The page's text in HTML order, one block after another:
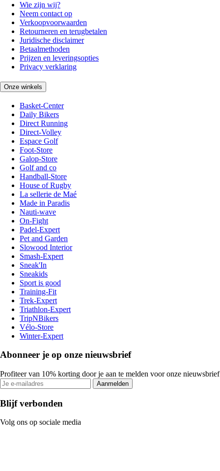
Wie zijn wij?
Neem contact op
Verkoopvoorwaarden
Retourneren en terugbetalen
Juridische disclaimer
Betaalmethoden
Prijzen en leveringsopties
Privacy verklaring
Onze winkels
Basket-Center
Daily Bikers
Direct Running
Direct-Volley
Espace Golf
Foot-Store
Galop-Store
Golf and co
Handball-Store
House of Rugby
La sellerie de Maé
Made in Paradis
Nauti-wave
On-Fight
Padel-Expert
Pet and Garden
Slowood Interior
Smash-Expert
Sneak'In
Sneakids
Sport is good
Training-Fit
Trek-Expert
Triathlon-Expert
TripNBikers
Vélo-Store
Winter-Expert
Abonneer je op onze nieuwsbrief
Profiteer van 10% korting door je aan te melden voor onze nieuwsbrief
Aanmelden
Blijf verbonden
Volg ons op sociale media